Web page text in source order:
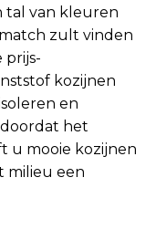
tal van kleuren
zult vinden
prijs-
kozijnen
en
het
u mooie kozijnen
milieu een